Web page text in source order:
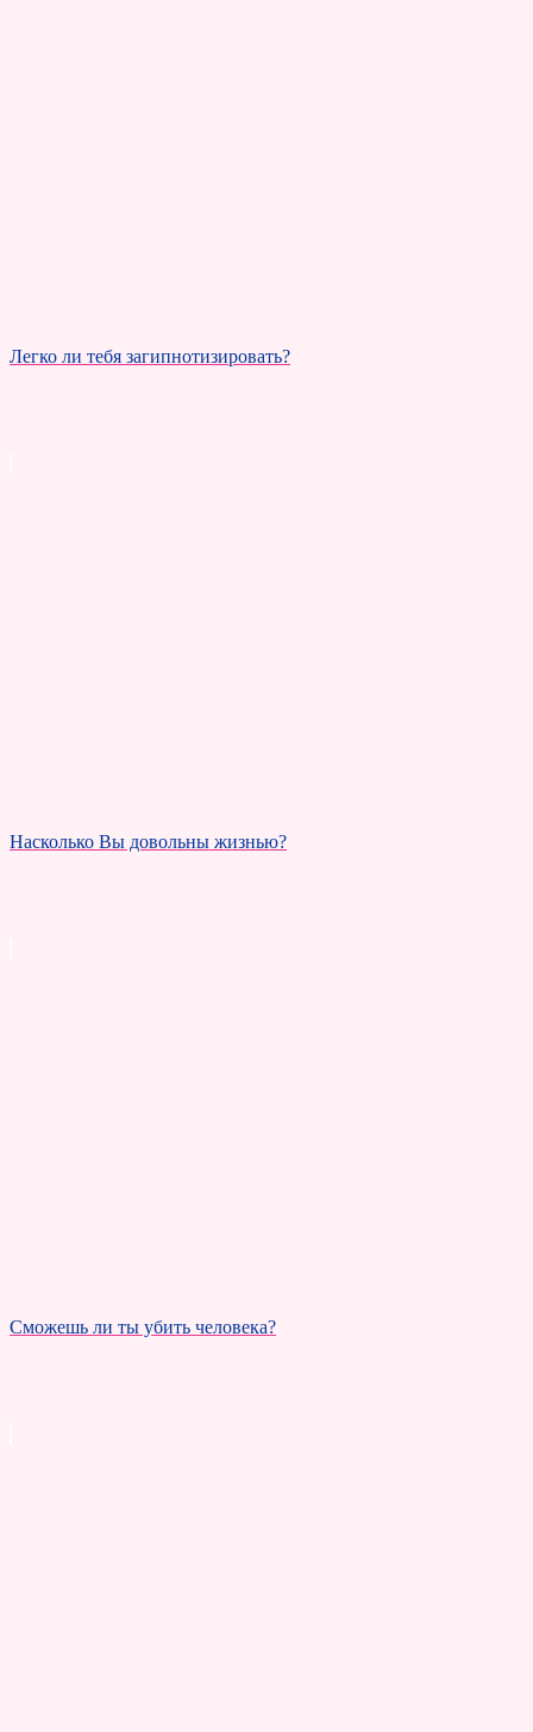
Легко ли тебя загипнотизировать?
Насколько Вы довольны жизнью?
Сможешь ли ты убить человека?